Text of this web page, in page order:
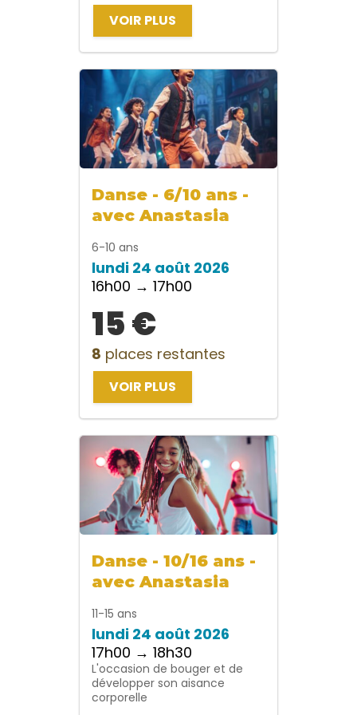
VOIR PLUS
Danse - 6/10 ans -
avec Anastasia
6-10 ans
lundi 24 août 2026
16h00 → 17h00
15 €
8 places restantes
VOIR PLUS
Danse - 10/16 ans -
avec Anastasia
11-15 ans
lundi 24 août 2026
17h00 → 18h30
L'occasion de bouger et de
développer son aisance
corporelle